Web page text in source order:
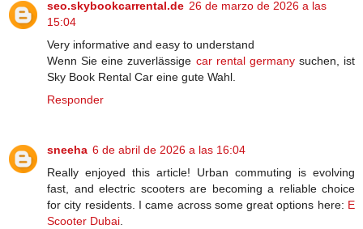
seo.skybookcarrental.de 26 de marzo de 2026 a las
15:04
Very informative and easy to understand
Wenn Sie eine zuverlässige car rental germanysuchen, ist
Sky Book Rental Car eine gute Wahl.
Responder
sneeha 6 de abril de 2026 a las 16:04
Really enjoyed this article! Urban commuting is evolving
fast, and electric scooters are becoming a reliable choice
for city residents. I came across some great options here: E
Scooter Dubai